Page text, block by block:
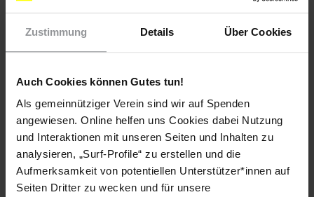
Zustimmung Details Über Cookies
Auch Cookies können Gutes tun!
Als gemeinnütziger Verein sind wir auf Spenden
angewiesen. Online helfen uns Cookies dabei Nutzung
und Interaktionen mit unseren Seiten und Inhalten zu
analysieren, „Surf-Profile“ zu erstellen und die
Aufmerksamkeit von potentiellen Unterstützer*innen auf
Seiten Dritter zu wecken und für unsere
wegen bestimmter Einschränkungen bei Folgeanträgen und
beim Einlegen von Rechtsmitteln vor dem Obersten
Verwaltungsgericht.
Militärdienstverweigerer
Im Januar 2021 hob das Berufungsgericht die Schuldsprüche
von drei Militärdienstverweigerern auf, die zum zweiten Mal
wegen Verweigerung des Zivildienstes verurteilt worden
waren. Im November nahm das Parlament eine
Gesetzesreform an, nach der Freigesprochene nicht mehr